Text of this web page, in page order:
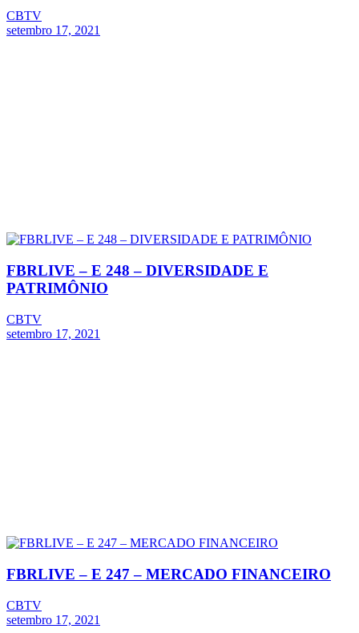
CBTV
setembro 17, 2021
FBRLIVE – E 248 – DIVERSIDADE E
PATRIMÔNIO
CBTV
setembro 17, 2021
FBRLIVE – E 247 – MERCADO FINANCEIRO
CBTV
setembro 17, 2021